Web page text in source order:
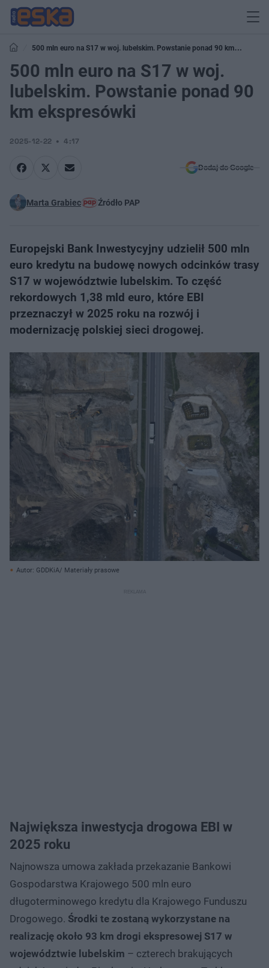
500 mln euro na S17 w woj. lubelskim. Powstanie ponad 90 km
ekspresówki
500 mln euro na S17 w woj.
lubelskim. Powstanie ponad 90
km ekspresówki
2025-12-22 4:17
Dodaj do Google
Marta Grabiec Źródło PAP
Europejski Bank Inwestycyjny udzielił 500 mln
euro kredytu na budowę nowych odcinków trasy
S17 w województwie lubelskim. To część
rekordowych 1,38 mld euro, które EBI
przeznaczył w 2025 roku na rozwój i
modernizację polskiej sieci drogowej.
Autor: GDDKiA/ Materiały prasowe
Największa inwestycja drogowa EBI w
2025 roku
Najnowsza umowa zakłada przekazanie Bankowi
Gospodarstwa Krajowego 500 mln euro
długoterminowego kredytu dla Krajowego Funduszu
Drogowego. Środki te zostaną wykorzystane na
realizację około 93 km drogi ekspresowej S17 w
województwie lubelskim – czterech brakujących